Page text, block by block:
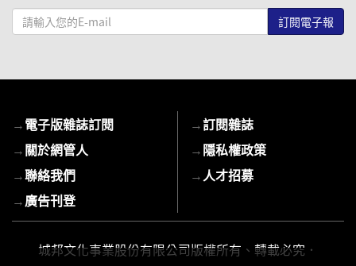
請
輸
mail
→電子版雜誌訂閱
→關於網管人
→聯絡我們
→廣告刊登
→訂閱雜誌
→隱私權政策
→ 人才招募
城邦文化事業股份有限公司版權所有、轉載必究．